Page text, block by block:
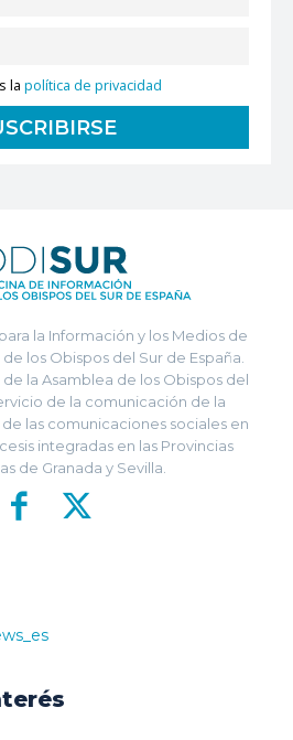
lapolítica de privacidad
la Información y los Medios de
los Obispos del Sur de España.
la Asamblea de los Obispos del
de la comunicación de la
las comunicaciones sociales en
integradas en las Provincias
de Granada y Sevilla.